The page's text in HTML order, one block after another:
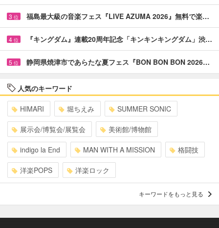
3 位 福島最大級の音楽フェス『LIVE AZUMA 2026』無料で楽…
4 位 『キングダム』連載20周年記念「キンキンキングダム」渋…
5 位 静岡県焼津市であらたな夏フェス『BON BON BON 2026…
人気のキーワード
HIMARI 堀ちえみ SUMMER SONIC
展示会/博覧会/展覧会 美術館/博物館
indigo la End MAN WITH A MISSION 格闘技
洋楽POPS 洋楽ロック
キーワードをもっと見る